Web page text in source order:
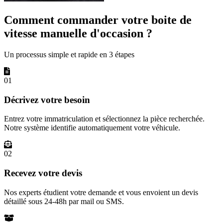
Comment commander votre boite de
vitesse manuelle d'occasion ?
Un processus simple et rapide en 3 étapes
01
Décrivez votre besoin
Entrez votre immatriculation et sélectionnez la pièce recherchée.
Notre système identifie automatiquement votre véhicule.
02
Recevez votre devis
Nos experts étudient votre demande et vous envoient un devis
détaillé sous 24-48h par mail ou SMS.